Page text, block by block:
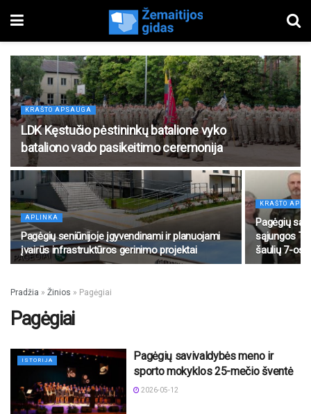
KRAŠTO APSAUGA
LDK Kęstučio pėstininkų batalione vyko
bataliono vado pasikeitimo ceremonija
APLINKA
Pagėgių seniūnijoje įgyvendinami ir planuojami
įvairūs infrastruktūros gerinimo projektai
KRAŠTO
Pagėgių
sąjungos
šaulių 7-
Pradžia » Žinios » Pagėgiai
Pagėgiai
ISTORIJA
Pagėgių savivaldybės meno ir
sporto mokyklos 25-mečio šventė
2026-05-12